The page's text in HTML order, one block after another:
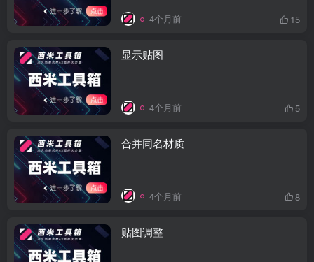
4个月前 15
显示贴图
4个月前 5
合并同名材质
4个月前 8
贴图调整